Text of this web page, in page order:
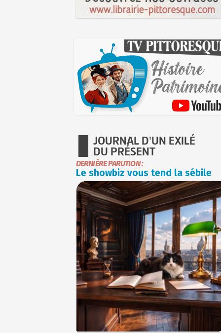
JOURNAL D'UN EXILÉ
DU PRÉSENT
DERNIÈRE PARUTION :
Le showbiz vous tend la sébile